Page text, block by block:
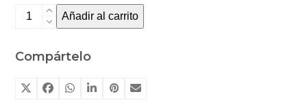
Varita
de
Roty
Añadir al carrito
Compártelo